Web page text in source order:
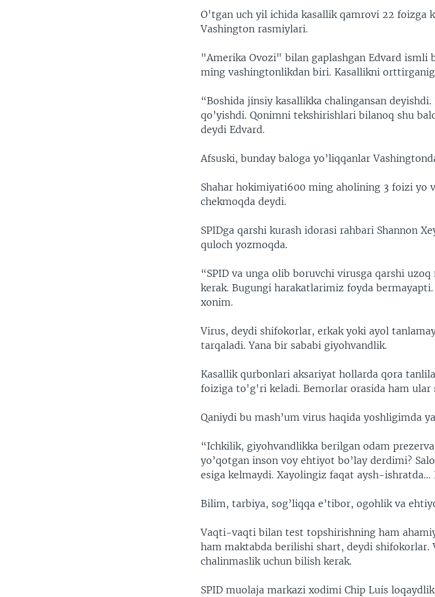
O'tgan uch yil ichida kasallik qamrovi 22 foizga
Vashington rasmiylari.
"Amerika Ovozi" bilan gaplashgan Edvard ismli
ming vashingtonlikdan biri. Kasallikni
“Boshida jinsiy kasallikka chalingansan
qo’yishdi. Qonimni tekshirishlari bilanoq shu
deydi Edvard.
Afsuski, bunday baloga yo’liqqanlar
Shahar hokimiyati600 ming aholining 3 foizi yo
chekmoqda deydi.
SPIDga qarshi kurash idorasi rahbari Shannon
quloch yozmoqda.
“SPID va unga olib boruvchi virusga qarshi
kerak. Bugungi harakatlarimiz foyda
xonim.
Virus, deydi shifokorlar, erkak yoki ayol
tarqaladi. Yana bir sababi giyohvandlik.
Kasallik qurbonlari aksariyat hollarda qora
foiziga to'g'ri keladi. Bemorlar orasida ham ular
Qaniydi bu mash’um virus haqida yoshligimda
“Ichkilik, giyohvandlikka berilgan odam
yo’qotgan inson voy ehtiyot bo’lay derdimi?
esiga kelmaydi. Xayolingiz faqat aysh-ishratda…
Bilim, tarbiya, sog’liqqa e’tibor, ogohlik va
Vaqti-vaqti bilan test topshirishning ham
ham maktabda berilishi shart, deydi shifokorlar.
chalinmaslik uchun bilish kerak.
SPID muolaja markazi xodimi Chip Luis